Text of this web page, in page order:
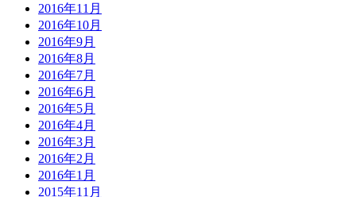
2016年11月
2016年10月
2016年9月
2016年8月
2016年7月
2016年6月
2016年5月
2016年4月
2016年3月
2016年2月
2016年1月
2015年11月